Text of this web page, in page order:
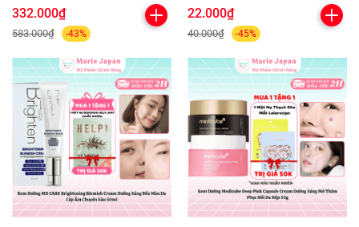
Kèm Túi Đựng Tiện Lợi
332.000₫
583.000₫ -43%
The Little Concealer Powder
22.000₫
40.000₫ -45%